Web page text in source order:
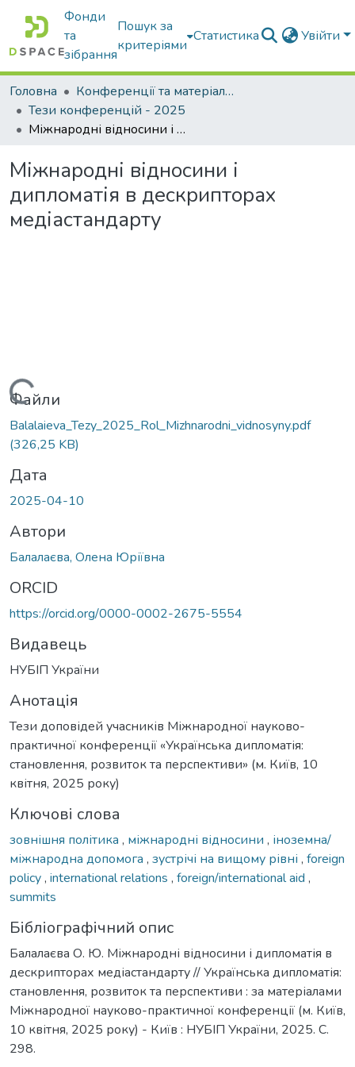
Фонди
та
зібрання
Пошук за
критеріями
Статистика Увійти
Головна
Конференції та матеріали конференцій
Тези конференцій - 2025
Міжнародні відносини і дипломатія в дескрипторах медіастандарту
Міжнародні відносини і
дипломатія в дескрипторах
медіастандарту
Вантажиться...
Файли
Balalaieva_Tezy_2025_Rol_Mizhnarodni_vidnosyny.pdf
(326,25 KB)
Дата
2025-04-10
Автори
Балалаєва, Олена Юріївна
ORCID
https://orcid.org/0000-0002-2675-5554
Видавець
НУБІП України
Анотація
Тези доповідей учасників Міжнародної науково-
практичної конференції «Українська дипломатія:
становлення, розвиток та перспективи» (м. Київ, 10
квітня, 2025 року)
Ключові слова
зовнішня політика , міжнародні відносини , іноземна/
міжнародна допомога , зустрічі на вищому рівні , foreign
policy, international relations , foreign/international aid ,
summits
Бібліографічний опис
Балалаєва О. Ю. Міжнародні відносини і дипломатія в
дескрипторах медіастандарту // Українська дипломатія:
становлення, розвиток та перспективи : за матеріалами
Міжнародної науково-практичної конференції (м. Київ,
10 квітня, 2025 року) - Київ : НУБІП України, 2025. С.
298.